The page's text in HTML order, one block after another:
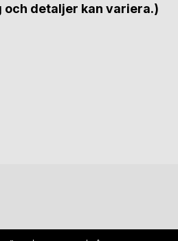
och detaljer kan variera.)